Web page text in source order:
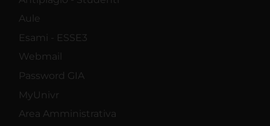
Aule
Esami - ESSE3
Webmail
Password GIA
MyUnivr
Area Amministrativa